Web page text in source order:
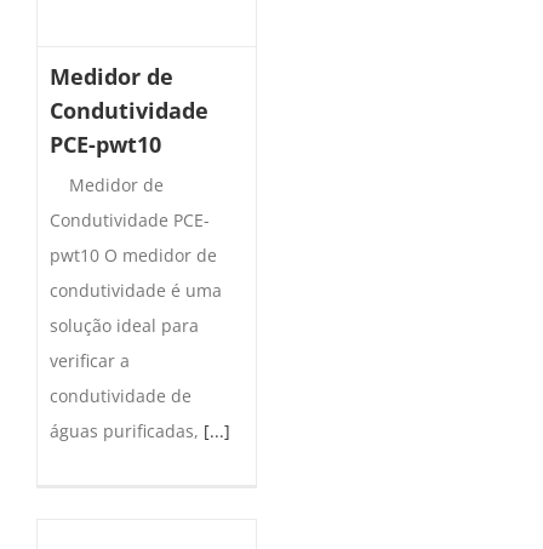
Medidor de
Condutividade
PCE-pwt10
Medidor de
Condutividade PCE-
pwt10 O medidor de
condutividade é uma
solução ideal para
verificar a
condutividade de
águas purificadas, [...]